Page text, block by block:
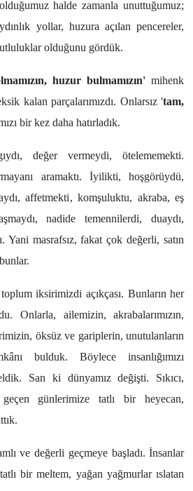
halde zamanla unuttuğumuz;
yollar, huzura açılan pencereler,
olduğunu gördük.
huzur bulmamızın' mihenk
kalan parçalarımızdı. Onlarsız 'tam,
bir kez daha hatırladık.
değer vermeydi, ötelememekti.
aramaktı. İyilikti, hoşgörüydü,
affetmekti, komşuluktu, akraba, eş
nadide temennilerdi, duaydı,
Yani masrafsız, fakat çok değerli, satın
iksirimizdi açıkçası. Bunların her
Onlarla, ailemizin, akrabalarımızın,
öksüz ve gariplerin, unutulanların
bulduk. Böylece insanlığımızı
San ki dünyamız değişti. Sıkıcı,
günlerimize tatlı bir heyecan,
ve değerli geçmeye başladı. İnsanlar
bir meltem, yağan yağmurlar ıslatan